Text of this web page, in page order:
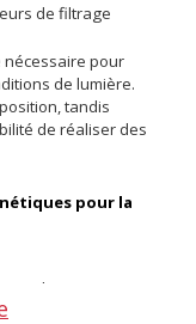
de filtrage
pour
de lumière.
tandis
de réaliser des
pour la
Pocket 3